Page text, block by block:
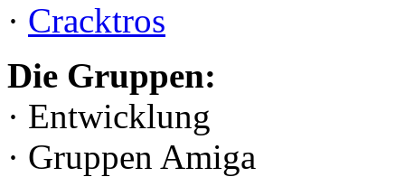
· Cracktros
Die Gruppen:
· Entwicklung
· Gruppen Amiga